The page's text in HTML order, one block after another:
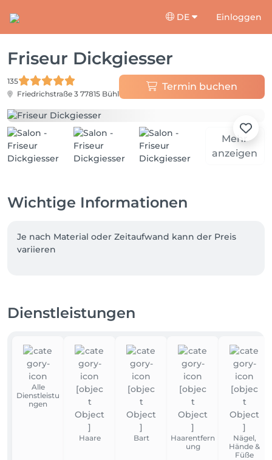
DE Einloggen
Friseur Dickgiesser
135
Friedrichstraße 3 77815 Bühl
Termin buchen
Mehr
anzeigen
Wichtige Informationen
Je nach Material oder Zeitaufwand kann der Preis
variieren
Dienstleistungen
Alle
Dienstleistu
ngen
Haare Bart
Haarentfern
ung
Nägel,
Hände &
Füße